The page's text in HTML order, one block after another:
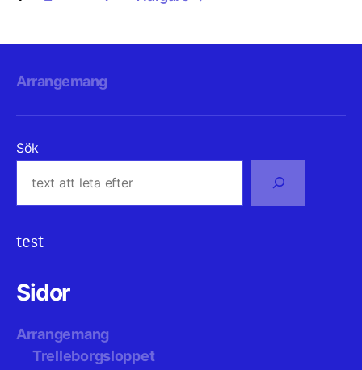
inlägg
Arrangemang
Sök
test
Sidor
Arrangemang
Trelleborgsloppet